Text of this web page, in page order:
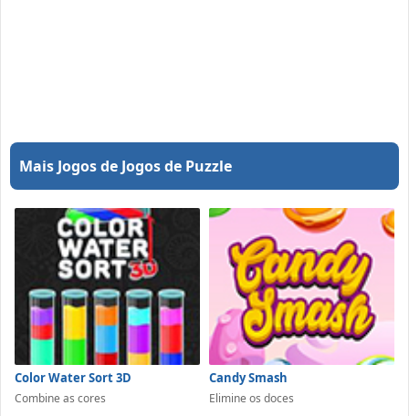
Mais Jogos de Jogos de Puzzle
Color Water Sort 3D
Combine as cores
Candy Smash
Elimine os doces